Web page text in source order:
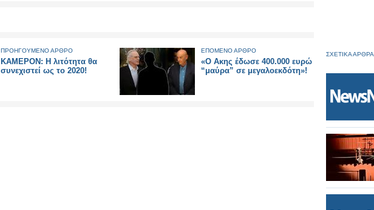
ΠΡΟΗΓΟΥΜΕΝΟ ΑΡΘΡΟ
KAMEPON: Η λιτότητα θα
συνεχιστεί ως το 2020!
ΕΠΟΜΕΝΟ ΑΡΘΡΟ
«Ο Ακης έδωσε 400.000 ευρώ
“μαύρα” σε μεγαλοεκδότη»!
ΣΧΕΤΙΚΑ ΑΡΘΡΑ